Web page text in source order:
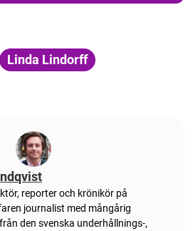
Linda Lindorff
reporter och krönikör på
journalist med mångårig
den svenska underhållnings-,